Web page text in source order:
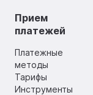
Прием
платежей
Платежные
методы
Тарифы
Инструменты